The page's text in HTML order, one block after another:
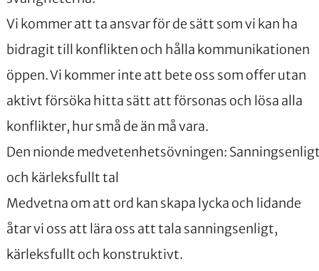
Vi kommer att ta ansvar för de sätt som vi kan ha
bidragit till konflikten och hålla kommunikationen
öppen. Vi kommer inte att bete oss som offer utan
aktivt försöka hitta sätt att försonas och lösa alla
konflikter, hur små de än må vara.
Den nionde medvetenhetsövningen:
och kärleksfullt tal
Medvetna om att ord kan skapa lycka och lidande
åtar vi oss att lära oss att tala sanningsenligt,
kärleksfullt och konstruktivt.